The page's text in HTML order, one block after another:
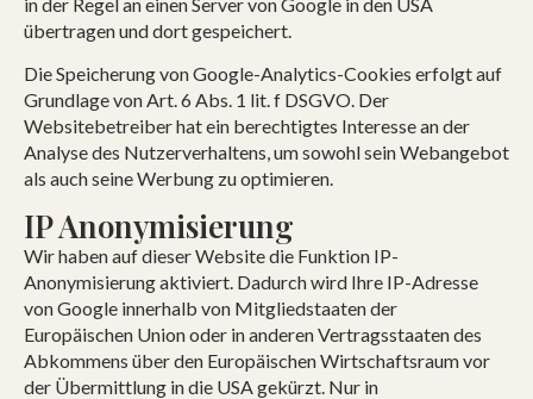
übertragen und dort gespeichert.
Die Speicherung von Google-Analytics-Cookies erfolgt auf
Grundlage von Art. 6 Abs. 1 lit. f DSGVO. Der
Websitebetreiber hat ein berechtigtes Interesse an der
Analyse des Nutzerverhaltens, um sowohl sein Webangebot
als auch seine Werbung zu optimieren.
IP Anonymisierung
Wir haben auf dieser Website die Funktion IP-
Anonymisierung aktiviert. Dadurch wird Ihre IP-Adresse
von Google innerhalb von Mitgliedstaaten der
Europäischen Union oder in anderen Vertragsstaaten des
Abkommens über den Europäischen Wirtschaftsraum vor
der Übermittlung in die USA gekürzt. Nur in